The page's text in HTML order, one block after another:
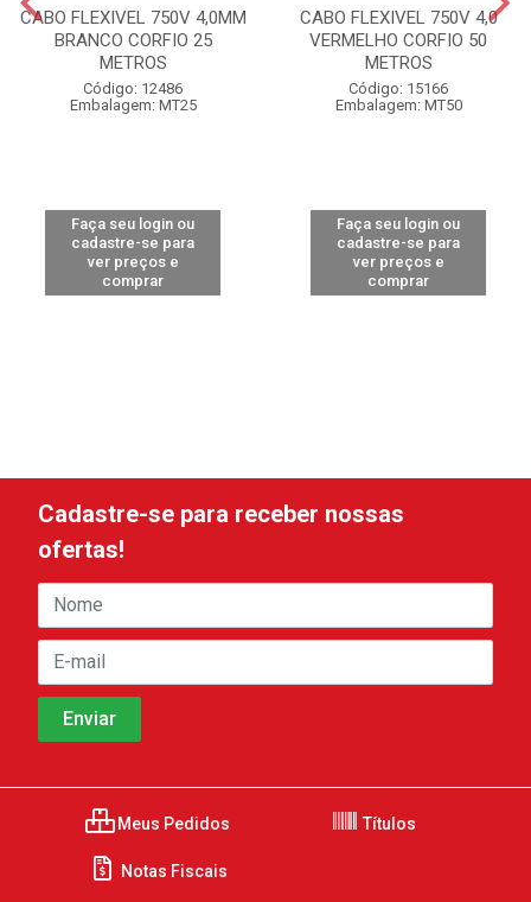
CABO FLEXIVEL 750V 4,0MM
BRANCO CORFIO 25
METROS
Código: 12486
Embalagem: MT25
Faça seu login ou
cadastre-se para
ver preços e
comprar
CABO FLEXIVEL 750V 4,0
VERMELHO CORFIO 50
METROS
Código: 15166
Embalagem: MT50
Faça seu login ou
cadastre-se para
ver preços e
comprar
Cadastre-se para receber nossas
ofertas!
Meus Pedidos Títulos
Notas Fiscais